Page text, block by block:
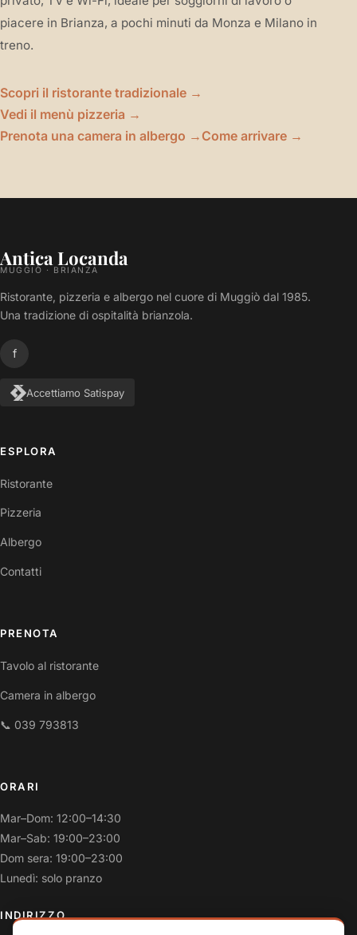
piacere in Brianza, a pochi minuti da Monza e Milano in
treno.
Scopri il ristorante tradizionale →
Vedi il menù pizzeria →
Prenota una camera in albergo → Come arrivare →
Antica Locanda
MUGGIÒ · BRIANZA
Ristorante, pizzeria e albergo nel cuore di Muggiò dal 1985.
Una tradizione di ospitalità brianzola.
f
Accettiamo Satispay
ESPLORA
Ristorante
Pizzeria
Albergo
Contatti
PRENOTA
Tavolo al ristorante
Camera in albergo
📞 039 793813
ORARI
Mar–Dom: 12:00–14:30
Mar–Sab: 19:00–23:00
Dom sera: 19:00–23:00
Lunedì: solo pranzo
INDIRIZZO